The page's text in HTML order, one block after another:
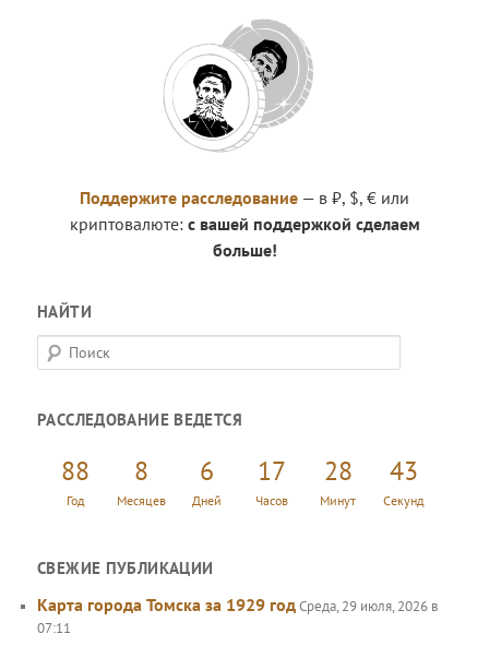
Поддержите расследование — в ₽, $, € или
криптовалюте: с вашей поддержкой сделаем
больше!
НАЙТИ
П
о
с
РАССЛЕДОВАНИЕ ВЕДЕТСЯ
88
Год
8
Месяцев
6
Дней
17
Часов
28
Минут
43
Секунд
СВЕЖИЕ ПУБЛИКАЦИИ
Карта города Томска за 1929 годСреда, 29 июля, 2026 в
07:11